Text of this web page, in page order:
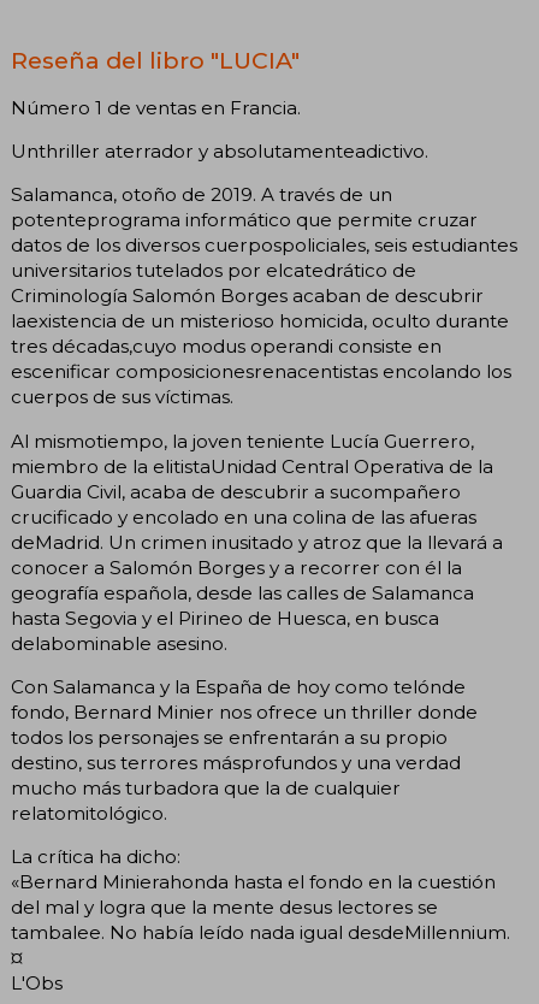
Reseña del libro "LUCIA"
Número 1 de ventas en Francia.
Unthriller aterrador y absolutamenteadictivo.
Salamanca, otoño de 2019. A través de un
potenteprograma informático que permite cruzar
datos de los diversos cuerpospoliciales, seis estudiantes
universitarios tutelados por elcatedrático de
Criminología Salomón Borges acaban de descubrir
laexistencia de un misterioso homicida, oculto durante
tres décadas,cuyo modus operandi consiste en
escenificar composicionesrenacentistas encolando los
cuerpos de sus víctimas.
Al mismotiempo, la joven teniente Lucía Guerrero,
miembro de la elitistaUnidad Central Operativa de la
Guardia Civil, acaba de descubrir a sucompañero
crucificado y encolado en una colina de las afueras
deMadrid. Un crimen inusitado y atroz que la llevará a
conocer a Salomón Borges y a recorrer con él la
geografía española, desde las calles de Salamanca
hasta Segovia y el Pirineo de Huesca, en busca
delabominable asesino.
Con Salamanca y la España de hoy como telónde
fondo, Bernard Minier nos ofrece un thriller donde
todos los personajes se enfrentarán a su propio
destino, sus terrores másprofundos y una verdad
mucho más turbadora que la de cualquier
relatomitológico.
La crítica ha dicho:
«Bernard Minierahonda hasta el fondo en la cuestión
del mal y logra que la mente desus lectores se
tambalee. No había leído nada igual desdeMillennium.
¤
L'Obs